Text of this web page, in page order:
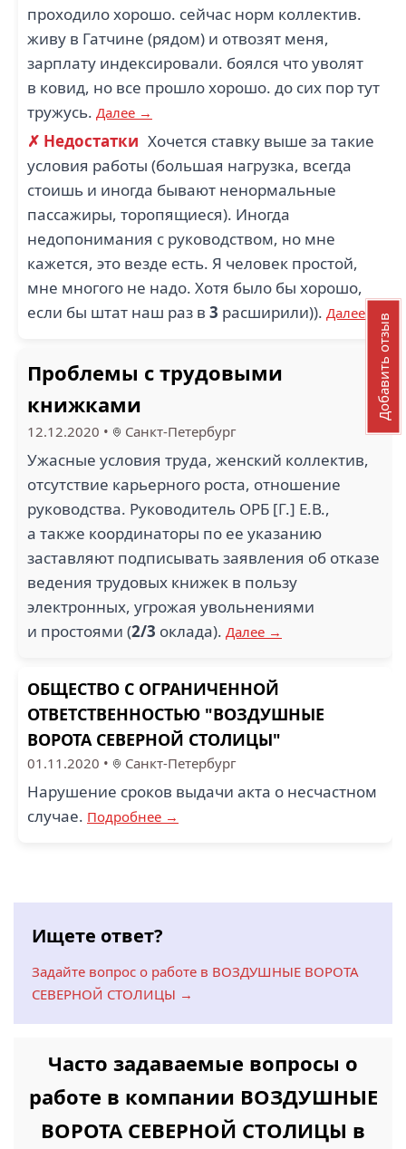
проходило хорошо. сейчас норм коллектив.
живу в Гатчине (рядом) и отвозят меня,
зарплату индексировали. боялся что уволят
в ковид, но все прошло хорошо. до сих пор тут
тружусь. Далее →
✗ Недостатки Хочется ставку выше за такие
условия работы (большая нагрузка, всегда
стоишь и иногда бывают ненормальные
пассажиры, торопящиеся). Иногда
недопонимания с руководством, но мне
кажется, это везде есть. Я человек простой,
мне многого не надо. Хотя было бы хорошо,
если бы штат наш раз в 3 расширили)). Далее →
Проблемы с трудовыми
книжками
12.12.2020 • Санкт-Петербург
Ужасные условия труда, женский коллектив,
отсутствие карьерного роста, отношение
руководства. Руководитель ОРБ [Г.] Е.В.,
а также координаторы по ее указанию
заставляют подписывать заявления об отказе
ведения трудовых книжек в пользу
электронных, угрожая увольнениями
и простоями (2/3 оклада). Далее →
ОБЩЕСТВО С ОГРАНИЧЕННОЙ
ОТВЕТСТВЕННОСТЬЮ "ВОЗДУШНЫЕ
ВОРОТА СЕВЕРНОЙ СТОЛИЦЫ"
01.11.2020 • Санкт-Петербург
Нарушение сроков выдачи акта о несчастном
случае. Подробнее →
Ищете ответ?
Задайте вопрос о работе в ВОЗДУШНЫЕ ВОРОТА
СЕВЕРНОЙ СТОЛИЦЫ →
Часто задаваемые вопросы о
работе в компании ВОЗДУШНЫЕ
ВОРОТА СЕВЕРНОЙ СТОЛИЦЫ в
Добавить отзыв